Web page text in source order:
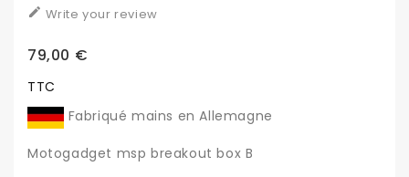
 Write your review
79,00 €
TTC
Fabriqué mains en Allemagne
Motogadget msp breakout box B